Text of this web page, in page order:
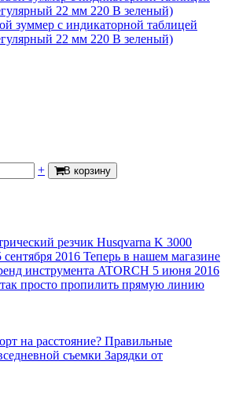
зуммер с индикаторной таблицей
22 мм 220 В зеленый)
+ В корзину
резчик Husqvarna K 3000
сентября 2016 Теперь в нашем магазине
инструмента ATORCH 5 июня 2016
просто пропилить прямую линию
на расстояние? Правильные
съемки Зарядки от